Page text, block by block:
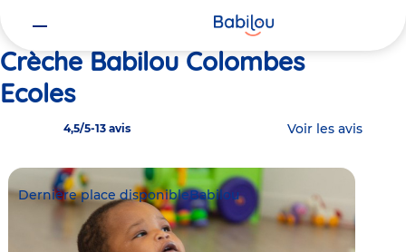
Crèche Babilou Colombes
Ecoles
4,5/5-13 avis Voir les avis
Dernière place disponibleBabilou